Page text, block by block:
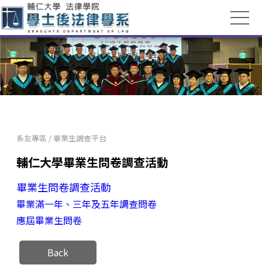
系友專區 /畢業生調查平台
輔仁大學畢業生問卷調查活動
畢業生問卷調查活動
畢業滿一年、三年及五年調查問卷
應屆畢業生問卷
Back